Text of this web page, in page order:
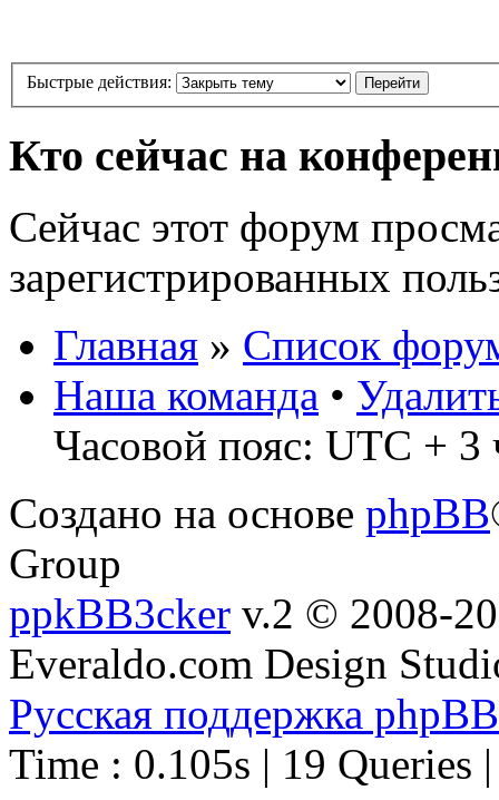
Быстрые действия:
Кто сейчас на
Сейчас этот форум
зарегистрированных
Главная » Список
Наша команда •
Часовой пояс: UTC + 3
Создано на основе phpBB
Group
ppkBB3cker v.2 © 2008-
Everaldo.com Design
Русская поддержка phpBB
Time : 0.105s | 19 Queries